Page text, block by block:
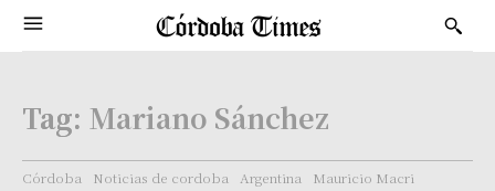
Tag: Mariano Sánchez
Córdoba Noticias de cordoba Argentina
Mauricio Macri